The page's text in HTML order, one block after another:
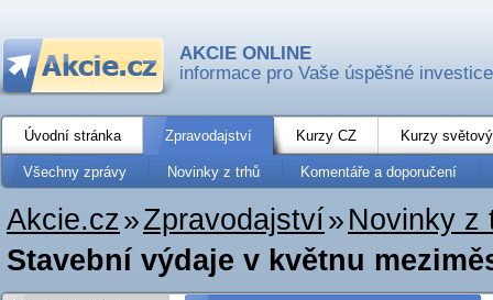
AKCIE ONLINE
informace pro Vaše úspěšné investice
Úvodní stránka Zpravodajství Kurzy CZ Kurzy
Všechny zprávy Novinky z trhů Komentáře a doporučení
Akcie.cz»Zpravodajství» Novinky z
Stavební výdaje v květnu